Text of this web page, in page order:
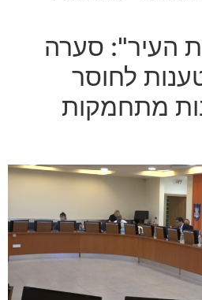
העיר": סערה
לחוסר
מתחמקות